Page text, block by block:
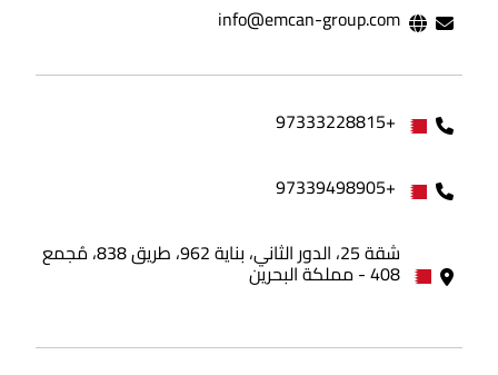
info@emcan-group.com
+97333228815
+97339498905
شقة 25، الدور الثاني، بناية 962، طريق 838، مُجمع
408 - مملكة البحرين